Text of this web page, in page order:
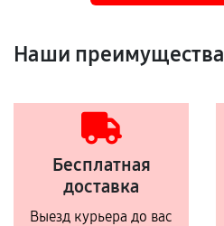
Наши преимущества
Бесплатная
доставка
Выезд курьера до вас